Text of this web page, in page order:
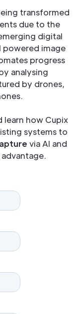
transformed
due to the
digital
powered image
progress
analysing
by drones,
learn how Cupix
systems to
via AI and